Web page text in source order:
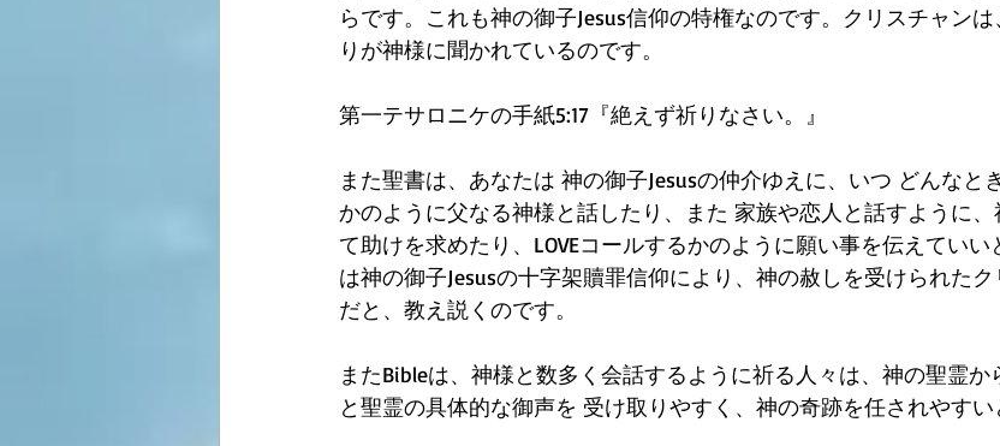
らです。これも神の御子Jesus信仰の特権なのです。クリスチャン
りが神様に聞かれているのです。
第一テサロニケの手紙5:17『絶えず祈りなさい。』
また聖書は、あなたは 神の御子Jesusの仲介ゆえに、いつ どんなと
かのように父なる神様と話したり、また 家族や恋人と話すように
て助けを求めたり、LOVEコールするかのように願い事を伝えてい
は神の御子Jesusの十字架贖罪信仰により、神の赦しを受けられた
だと、教え説くのです。
またBibleは、神様と数多く会話するように祈る人々は、神の聖霊
と聖霊の具体的な御声を 受け取りやすく、神の奇跡を任されやすい